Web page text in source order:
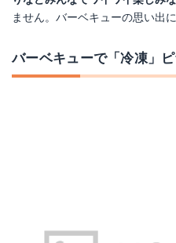
ません。バーベキューの思い出
バーベキューで「冷凍」